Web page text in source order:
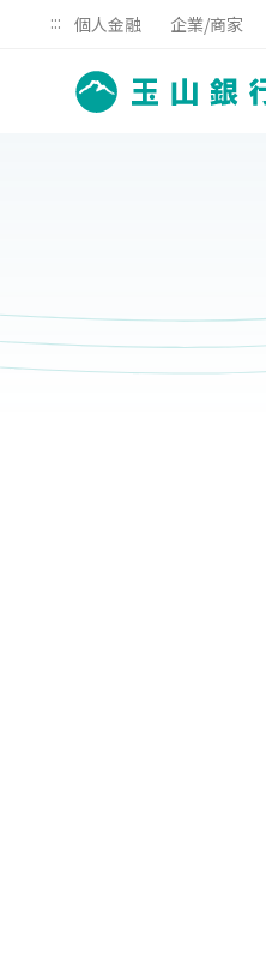
::: 個人金融 企業/商家